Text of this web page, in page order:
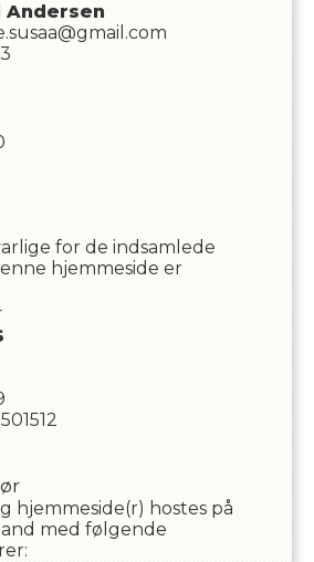
Andersen
for de indsamlede
hjemmeside er
hjemmeside(r) hostes på
med følgende